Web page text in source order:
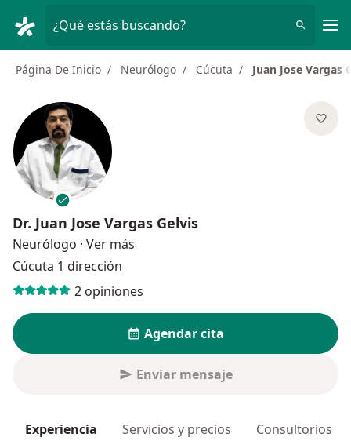
¿Qué estás buscando?
Página De Inicio Neurólogo Cúcuta Juan Jose Vargas
Dr. Juan Jose Vargas Gelvis
Neurólogo · Ver más
Cúcuta 1 dirección
2 opiniones
Agendar cita
Enviar mensaje
Experiencia Servicios y precios Consultorios